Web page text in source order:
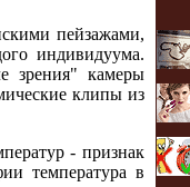
пейзажами,
индивидуума.
зрения" камеры
клипы из
- признак
температура в